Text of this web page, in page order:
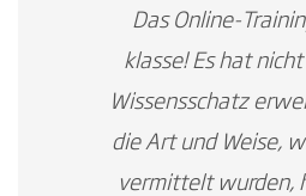
Das Online-
klasse! Es hat
Wissensschatz
die Art und Weise,
vermittelt wurden,